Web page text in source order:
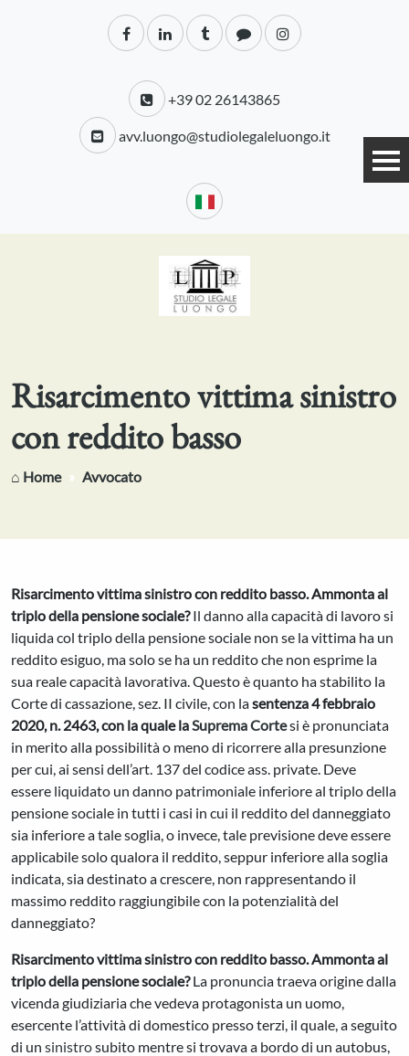
+39 02 26143865
avv.luongo@studiolegaleluongo.it
Risarcimento vittima sinistro
con reddito basso
⌂ Home Avvocato
Risarcimento vittima sinistro con reddito basso. Ammonta al
triplo della pensione sociale?Il danno alla capacità di lavoro si
liquida col triplo della pensione sociale non se la vittima ha un
reddito esiguo, ma solo se ha un reddito che non esprime la
sua reale capacità lavorativa. Questo è quanto ha stabilito la
Corte di cassazione, sez. II civile, con lasentenza 4 febbraio
2020, n. 2463, con la quale laSuprema Cortesi è pronunciata
in merito alla possibilità o meno di ricorrere alla presunzione
per cui, ai sensi dell’art. 137 del codice ass. private. Deve
essere liquidato un danno patrimoniale inferiore al triplo della
pensione sociale in tutti i casi in cui il reddito del danneggiato
sia inferiore a tale soglia, o invece, tale previsione deve essere
applicabile solo qualora il reddito, seppur inferiore alla soglia
indicata, sia destinato a crescere, non rappresentando il
massimo reddito raggiungibile con la potenzialità del
danneggiato?
Risarcimento vittima sinistro con reddito basso. Ammonta al
triplo della pensione sociale?La pronuncia traeva origine dalla
vicenda giudiziaria che vedeva protagonista un uomo,
esercente l’attività di domestico presso terzi, il quale, a seguito
di un sinistrosubito mentre si trovava a bordo di un autobus,